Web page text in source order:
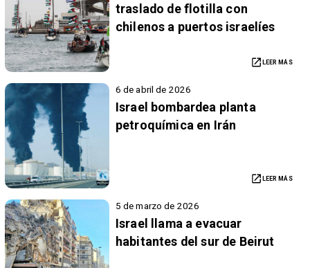
traslado de flotilla con
chilenos a puertos israelíes
LEER MÁS
6 de abril de 2026
Israel bombardea planta
petroquímica en Irán
LEER MÁS
5 de marzo de 2026
Israel llama a evacuar
habitantes del sur de Beirut